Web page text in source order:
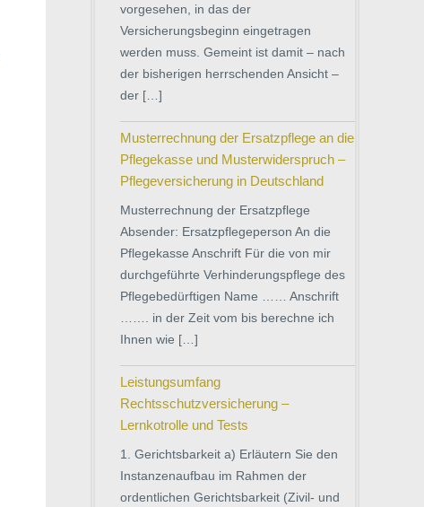
vorgesehen, in das der
Versicherungsbeginn eingetragen
werden muss. Gemeint ist damit – nach
der bisherigen herrschenden Ansicht –
der […]
Musterrechnung der Ersatzpflege an die
Pflegekasse und Musterwiderspruch –
Pflegeversicherung in Deutschland
Musterrechnung der Ersatzpflege
Absender: Ersatzpflegeperson An die
Pflegekasse Anschrift Für die von mir
durchgeführte Verhinderungspflege des
Pflegebedürftigen Name …… Anschrift
……. in der Zeit vom bis berechne ich
Ihnen wie […]
Leistungsumfang
Rechtsschutzversicherung –
Lernkotrolle und Tests
1. Gerichtsbarkeit a) Erläutern Sie den
Instanzenaufbau im Rahmen der
ordentlichen Gerichtsbarkeit (Zivil- und